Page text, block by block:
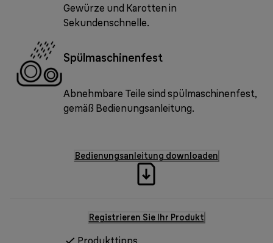
Gewürze und Karotten in
Sekundenschnelle.
Spülmaschinenfest
Abnehmbare Teile sind spülmaschinenfest,
gemäß Bedienungsanleitung.
Bedienungsanleitung downloaden
Registrieren Sie Ihr Produkt
Produkttipps